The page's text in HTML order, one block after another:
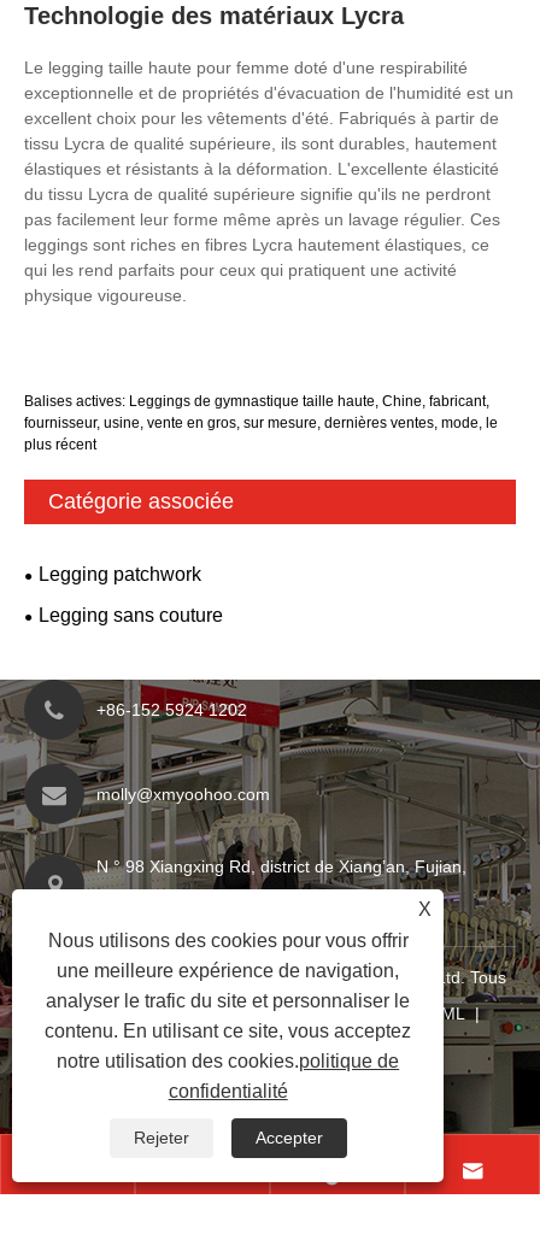
Technologie des matériaux Lycra
Le legging taille haute pour femme doté d'une respirabilité
exceptionnelle et de propriétés d'évacuation de l'humidité est un
excellent choix pour les vêtements d'été. Fabriqués à partir de
tissu Lycra de qualité supérieure, ils sont durables, hautement
élastiques et résistants à la déformation. L'excellente élasticité
du tissu Lycra de qualité supérieure signifie qu'ils ne perdront
pas facilement leur forme même après un lavage régulier. Ces
leggings sont riches en fibres Lycra hautement élastiques, ce
qui les rend parfaits pour ceux qui pratiquent une activité
physique vigoureuse.
Balises actives: Leggings de gymnastique taille haute, Chine, fabricant,
fournisseur, usine, vente en gros, sur mesure, dernières ventes, mode, le
plus récent
Catégorie associée
Legging patchwork
Legging sans couture
+86-152 5924 1202
molly@xmyoohoo.com
N ° 98 Xiangxing Rd, district de Xiang’an, Fujian,
Copyright © 2024 Xiamen Evariricky Trading Co., Ltd. Tous
droits réservésLinks |Sitemap|RSS| XML|
politique de confidentialité
|

X
Nous utilisons des cookies pour vous offrir
une meilleure expérience de navigation,
analyser le trafic du site et personnaliser le
contenu. En utilisant ce site, vous acceptez
notre utilisation des cookies.politique de
confidentialité
Rejeter Accepter